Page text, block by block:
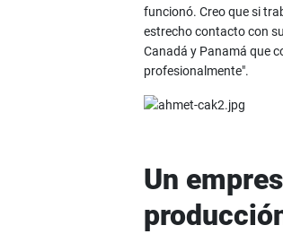
funcionó. Creo que si
estrecho contacto con
Canadá y Panamá que
profesionalmente".
Un